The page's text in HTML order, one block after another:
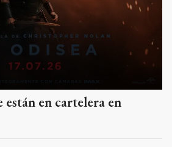
están en cartelera en